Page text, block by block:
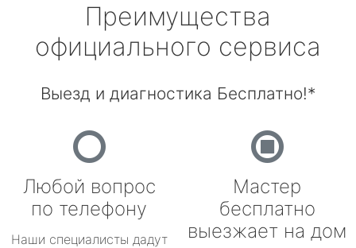
Преимущества
официального сервиса
Выезд и диагностика Бесплатно!*
Любой вопрос
по телефону
Наши специалисты дадут
Мастер
бесплатно
выезжает на дом